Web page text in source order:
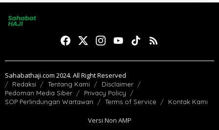
Sahabathaji.com 2024. All Right Reserved
Redaksi Tentang Kami
Disclaimer
Pedoman Media Siber
Privacy Policy
SOP Perlindungan Wartawan
Terms of Service Kontak Kami
Versi Non AMP